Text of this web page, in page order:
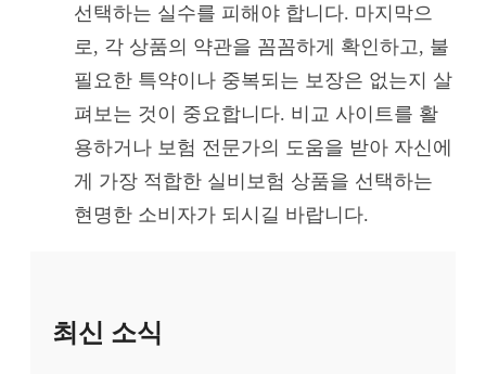
선택하는 실수를 피해야 합니다. 마지막으
로, 각 상품의 약관을 꼼꼼하게 확인하고, 불
필요한 특약이나 중복되는 보장은 없는지 살
펴보는 것이 중요합니다. 비교 사이트를 활
용하거나 보험 전문가의 도움을 받아 자신에
게 가장 적합한 실비보험 상품을 선택하는
현명한 소비자가 되시길 바랍니다.
최신 소식